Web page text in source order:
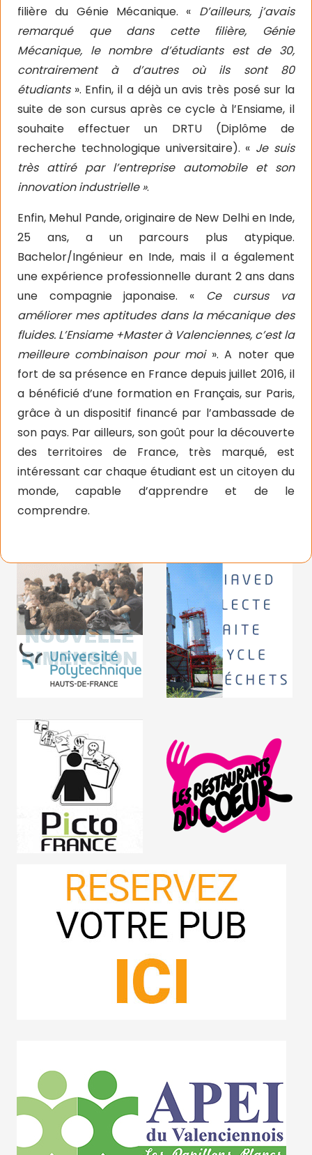
filière du Génie Mécanique. « D’ailleurs, j’avais
remarqué que dans cette filière, Génie
Mécanique, le nombre d’étudiants est de 30,
contrairement à d’autres où ils sont 80
étudiants». Enfin, il a déjà un avis très posé sur la
suite de son cursus après ce cycle à l’Ensiame, il
souhaite effectuer un DRTU (Diplôme de
recherche technologique universitaire). « Je suis
très attiré par l’entreprise automobile et son
innovation industrielle ».
Enfin, Mehul Pande, originaire de New Delhi en Inde,
25 ans, a un parcours plus atypique.
Bachelor/Ingénieur en Inde, mais il a également
une expérience professionnelle durant 2 ans dans
une compagnie japonaise. « Ce cursus va
améliorer mes aptitudes dans la mécanique des
fluides. L’Ensiame +Master à Valenciennes, c’est la
meilleure combinaison pour moi». A noter que
fort de sa présence en France depuis juillet 2016, il
a bénéficié d’une formation en Français, sur Paris,
grâce à un dispositif financé par l’ambassade de
son pays. Par ailleurs, son goût pour la découverte
des territoires de France, très marqué, est
intéressant car chaque étudiant est un citoyen du
monde, capable d’apprendre et de le
comprendre.